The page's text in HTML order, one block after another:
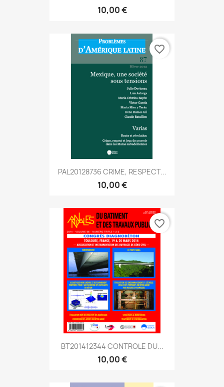
10,00 €
PAL20128736 CRIME, RESPECT...
10,00 €
favorite_border
BT201412344 CONTROLE DU...
10,00 €
favorite_border